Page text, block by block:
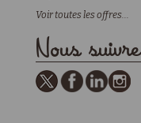
Voir toutes les offres...
Nous suivre